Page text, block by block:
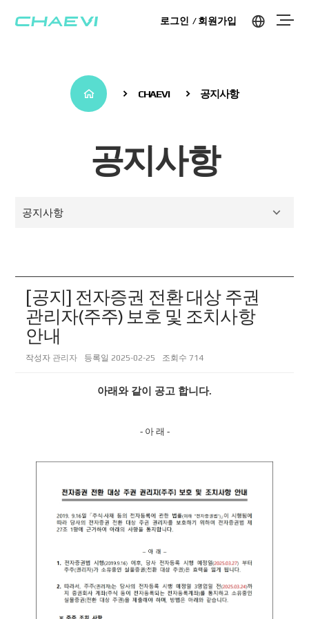
로그인 회원가입
CHAEVI 공지사항
공지사항
공지사항
[공지] 전자증권 전환 대상 주권
관리자(주주) 보호 및 조치사항
안내
작성자 관리자 등록일 2025-02-25 조회수 714
아래와 같이 공고 합니다.
- 아 래 -